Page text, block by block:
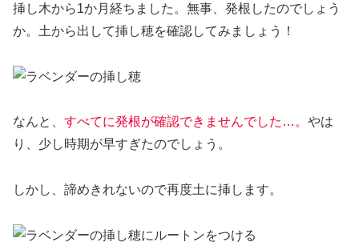
挿し木から1か月経ちました。無事、発根したのでしょう
か。土から出して挿し穂を確認してみましょう！
なんと、 すべてに発根が確認できませんでした…。 やは
り、少し時期が早すぎたのでしょう。
しかし、諦めきれないので再度土に挿します。